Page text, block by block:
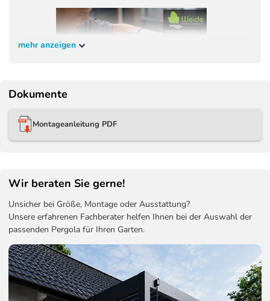
mehr anzeigen
Dokumente
Montageanleitung PDF
Wir beraten Sie gerne!
Unsicher bei Größe, Montage oder Ausstattung?
Unsere erfahrenen Fachberater helfen Ihnen bei der Auswahl der
passenden Pergola für Ihren Garten.